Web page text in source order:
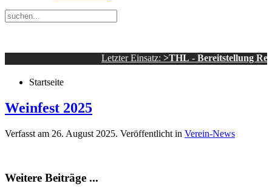
Letzter Einsatz:>THL - Bereitstellung
Startseite
Weinfest 2025
Verfasst am 26. August 2025. Veröffentlicht in Verein-News
Weitere Beiträge ...